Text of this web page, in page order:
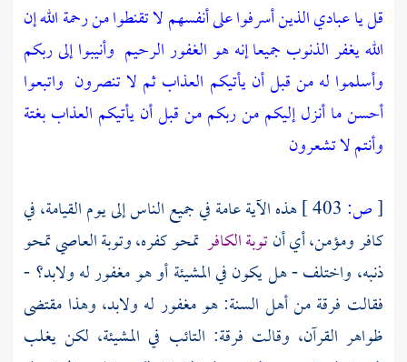
قل يا عبادي الذين أسرفوا على أنفسهم لا تقنطوا من رحمة الله إن
الله يغفر الذنوب جميعا إنه هو الغفور الرحيم وأنيبوا إلى ربكم
وأسلموا له من قبل أن يأتيكم العذاب ثم لا تنصرون واتبعوا
أحسن ما أنزل إليكم من ربكم من قبل أن يأتيكم العذاب بغتة
وأنتم لا تشعرون
[ص:
هذه الآية عامة في جميع الناس إلى يوم القيامة، في
كافر ومؤمن، أي أنتوبة الكافر تمحو كفره، وتوبة العاصي تمحو
ذنبه، واختلف - هل يكون في المشيئة أو هو مغفور له ولابد؟ -
فقالت فرقة منأهل السنة:هو مغفور له ولابد، وهذا مقتضى
ظواهر القرآن، وقالت فرقة: التائب في المشيئة، لكن يغلب